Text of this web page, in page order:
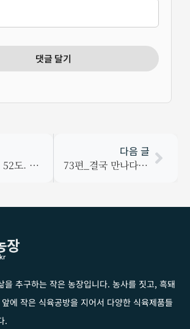
71편_섭씨 52도. 우연히 만난 로라 남자친구.
다음 글
73편_결국 만나다. 총을 든 민간인.
을 추구하는 작은 농장입니다. 농사를 짓고, 흑돼
에 작은 식육공방을 지어서 다양한 식육제품들
.